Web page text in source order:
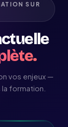
SUR
vos enjeux —
formation.